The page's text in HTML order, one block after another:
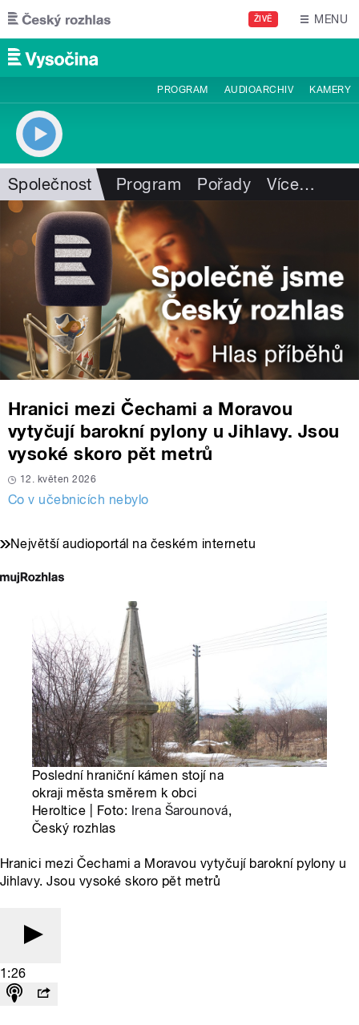
Přejít k hlavnímu obsahu
ŽIVĚ MENU
PROGRAM AUDIOARCHIV KAMERY
Společnost Program Pořady Více…
Hranici mezi Čechami a Moravou
vytyčují barokní pylony u Jihlavy. Jsou
vysoké skoro pět metrů
12. květen 2026
Co v učebnicích nebylo
Největší audioportál na českém internetu
Poslední hraniční kámen stojí na
okraji města směrem k obci
Heroltice | Foto: Irena Šarounová,
Český rozhlas
Hranici mezi Čechami a Moravou vytyčují barokní pylony u
Jihlavy. Jsou vysoké skoro pět metrů
1:26